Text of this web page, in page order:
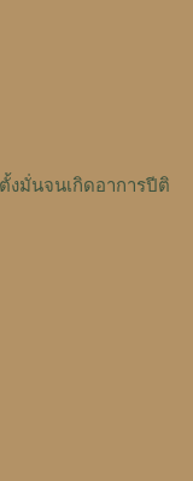
งมั่นจนเกิดอาการปีติ